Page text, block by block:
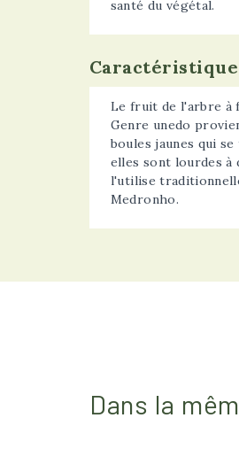
santé du végétal.
Le fruit de l'arbre à
Genre unedo
boules jaunes qui
elles sont lourdes à
l'utilise
Medronho.
Dans la